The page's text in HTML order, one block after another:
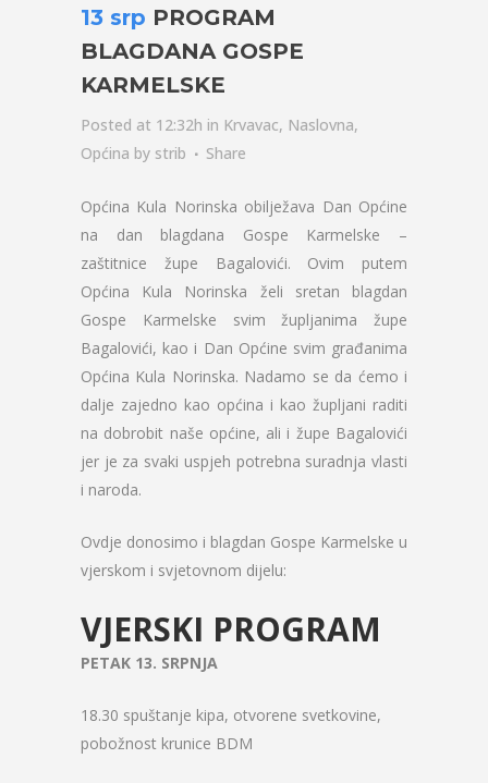
13 srp PROGRAM
BLAGDANA GOSPE
KARMELSKE
Posted at 12:32h in Krvavac, Naslovna,
Općina by strib Share
Općina Kula Norinska obilježava Dan Općine
na dan blagdana Gospe Karmelske –
zaštitnice župe Bagalovići. Ovim putem
Općina Kula Norinska želi sretan blagdan
Gospe Karmelske svim župljanima župe
Bagalovići, kao i Dan Općine svim građanima
Općina Kula Norinska. Nadamo se da ćemo i
dalje zajedno kao općina i kao župljani raditi
na dobrobit naše općine, ali i župe Bagalovići
jer je za svaki uspjeh potrebna suradnja vlasti
i naroda.
Ovdje donosimo i blagdan Gospe Karmelske u
vjerskom i svjetovnom dijelu:
VJERSKI PROGRAM
PETAK 13. SRPNJA
18.30 spuštanje kipa, otvorene svetkovine,
pobožnost krunice BDM